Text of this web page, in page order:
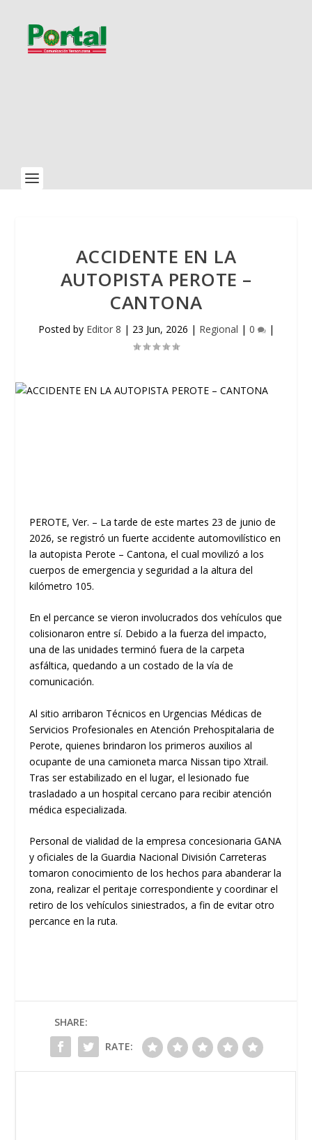
ACCIDENTE EN LA
AUTOPISTA PEROTE –
CANTONA
Posted by Editor 8 | 23 Jun, 2026 | Regional | 0 |
PEROTE, Ver. – La tarde de este martes 23 de junio de
2026, se registró un fuerte accidente automovilístico en
la autopista Perote – Cantona, el cual movilizó a los
cuerpos de emergencia y seguridad a la altura del
kilómetro 105.
​En el percance se vieron involucrados dos vehículos que
colisionaron entre sí. Debido a la fuerza del impacto,
una de las unidades terminó fuera de la carpeta
asfáltica, quedando a un costado de la vía de
comunicación.
​Al sitio arribaron Técnicos en Urgencias Médicas de
Servicios Profesionales en Atención Prehospitalaria de
Perote, quienes brindaron los primeros auxilios al
ocupante de una camioneta marca Nissan tipo Xtrail.
Tras ser estabilizado en el lugar, el lesionado fue
trasladado a un hospital cercano para recibir atención
médica especializada.
​Personal de vialidad de la empresa concesionaria GANA
y oficiales de la Guardia Nacional División Carreteras
tomaron conocimiento de los hechos para abanderar la
zona, realizar el peritaje correspondiente y coordinar el
retiro de los vehículos siniestrados, a fin de evitar otro
percance en la ruta.
SHARE:
RATE: